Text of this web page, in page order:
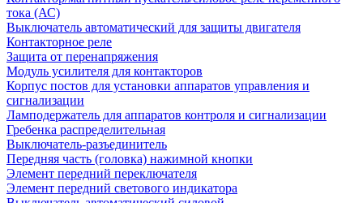
тока (АС)
Выключатель автоматический для защиты двигателя
Контакторное реле
Защита от перенапряжения
Модуль усилителя для контакторов
Корпус постов для установки аппаратов управления и
сигнализации
Ламподержатель для аппаратов контроля и сигнализации
Гребенка распределительная
Выключатель-разъединитель
Передняя часть (головка) нажимной кнопки
Элемент передний переключателя
Элемент передний светового индикатора